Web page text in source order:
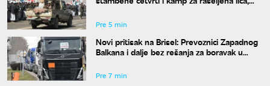
Pre 5 min
Novi pritisak na Brisel: Prevoznici Zapadnog
Balkana i dalje bez rešanja za boravak u
Pre 7 min